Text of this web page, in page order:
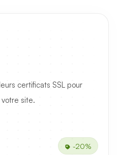
certificats SSL pour
site.
-20%